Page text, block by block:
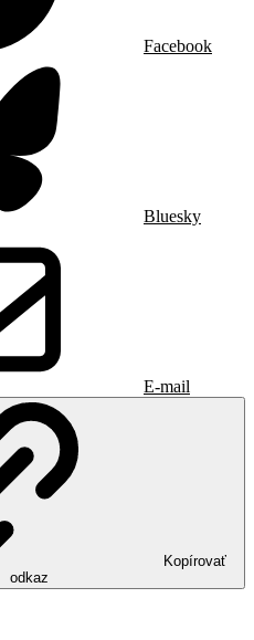
Facebook
Bluesky
E-mail
Kopírovať
odkaz